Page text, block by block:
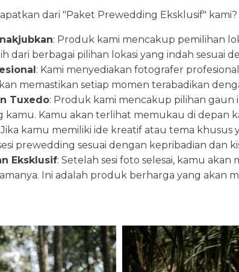
dari "Paket Prewedding Eksklusif" kami?
: Produk kami mencakup pemilihan
dari berbagai pilihan lokasi yang indah sesuai
: Kami menyediakan fotografer
memastikan setiap momen terabadikan
Tuxedo: Produk kami mencakup pilihan gaun
kamu. Kamu akan terlihat memukau di depan
Jika kamu memiliki ide kreatif atau tema
prewedding sesuai dengan kepribadian dan
Eksklusif: Setelah sesi foto selesai, kamu
Ini adalah produk berharga yang akan